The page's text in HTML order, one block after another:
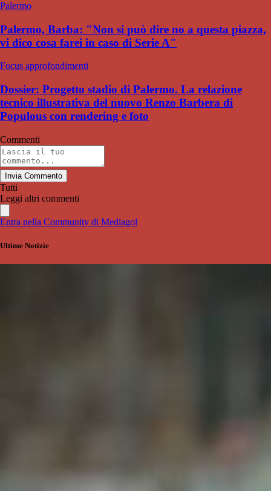
Palermo
Palermo, Barba: "Non si può dire no a questa piazza,
vi dico cosa farei in caso di Serie A"
Focus approfondimenti
Dossier: Progetto stadio di Palermo. La relazione
tecnico illustrativa del nuovo Renzo Barbera di
Populous con rendering e foto
Commenti
Invia Commento
Tutti
Leggi altri commenti
Entra nella Community di Mediagol
Ultime Notizie